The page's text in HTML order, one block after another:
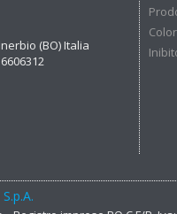
(BO) Italia